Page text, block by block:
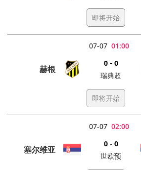
即将开始
01:00
07-07
赫根
0 - 0
瑞典超
即将开始
02:00
07-07
塞尔维亚
0 - 0
世欧预